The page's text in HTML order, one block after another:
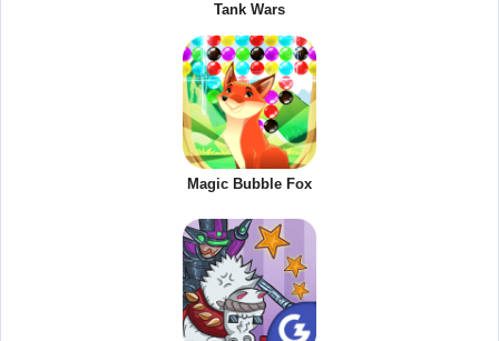
Tank Wars
Magic Bubble Fox